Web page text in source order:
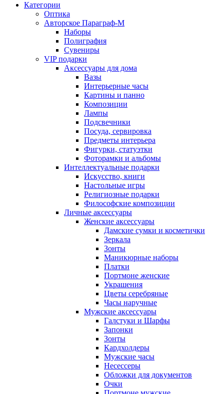
Категории
Оптика
Авторское Параграф-М
Наборы
Полиграфия
Сувениры
VIP подарки
Аксессуары для дома
Вазы
Интерьерные часы
Картины и панно
Композиции
Лампы
Подсвечники
Посуда, сервировка
Предметы интерьера
Фигурки, статуэтки
Фоторамки и альбомы
Интеллектуальные подарки
Искусство, книги
Настольные игры
Религиозные подарки
Философские композиции
Личные аксессуары
Женские аксессуары
Дамские сумки и косметички
Зеркала
Зонты
Маникюрные наборы
Платки
Портмоне женские
Украшения
Цветы серебряные
Часы наручные
Мужские аксессуары
Галстуки и Шарфы
Запонки
Зонты
Кардхолдеры
Мужские часы
Несессеры
Обложки для документов
Очки